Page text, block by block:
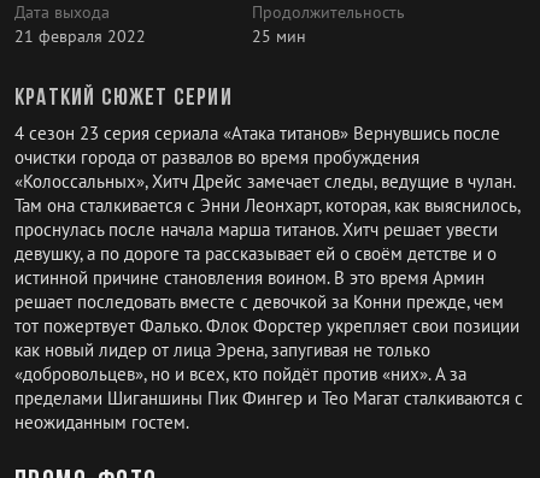
Дата выхода
21 февраля 2022
Продолжительность
25 мин
Краткий сюжет серии
4 сезон 23 серия сериала «Атака титанов» Вернувшись после
очистки города от развалов во время пробуждения
«Колоссальных», Хитч Дрейс замечает следы, ведущие в чулан.
Там она сталкивается с Энни Леонхарт, которая, как выяснилось,
проснулась после начала марша титанов. Хитч решает увести
девушку, а по дороге та рассказывает ей о своём детстве и о
истинной причине становления воином. В это время Армин
решает последовать вместе с девочкой за Конни прежде, чем
тот пожертвует Фалько. Флок Форстер укрепляет свои позиции
как новый лидер от лица Эрена, запугивая не только
«добровольцев», но и всех, кто пойдёт против «них». А за
пределами Шиганшины Пик Фингер и Тео Магат сталкиваются с
неожиданным гостем.